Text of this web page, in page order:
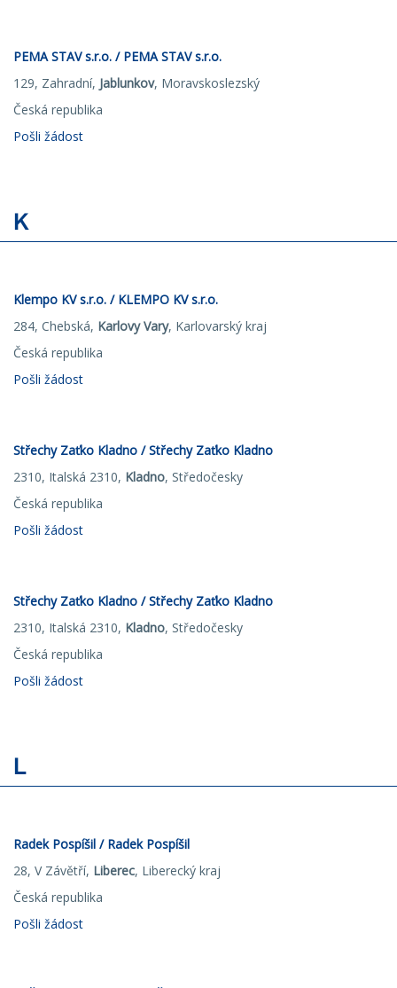
PEMA STAV s.r.o. / PEMA STAV s.r.o.
129, Zahradní, Jablunkov, Moravskoslezský
Česká republika
Pošli žádost
K
Klempo KV s.r.o. / KLEMPO KV s.r.o.
284, Chebská, Karlovy Vary, Karlovarský kraj
Česká republika
Pošli žádost
Střechy Zaťko Kladno / Střechy Zaťko Kladno
2310, Italská 2310, Kladno, Středočesky
Česká republika
Pošli žádost
Střechy Zaťko Kladno / Střechy Zaťko Kladno
2310, Italská 2310, Kladno, Středočesky
Česká republika
Pošli žádost
L
Radek Pospíšil / Radek Pospíšil
28, V Závětří, Liberec, Liberecký kraj
Česká republika
Pošli žádost